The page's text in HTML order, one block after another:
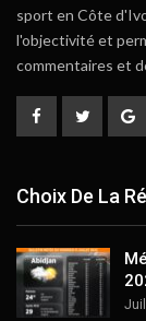
sport en Côte
l'objectivité et
commentaires et
Choix De La